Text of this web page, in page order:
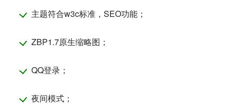
主题符合w3c标准，SEO功能；
ZBP1.7原生缩略图；
QQ登录；
夜间模式；